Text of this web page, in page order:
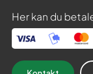
Her kan du